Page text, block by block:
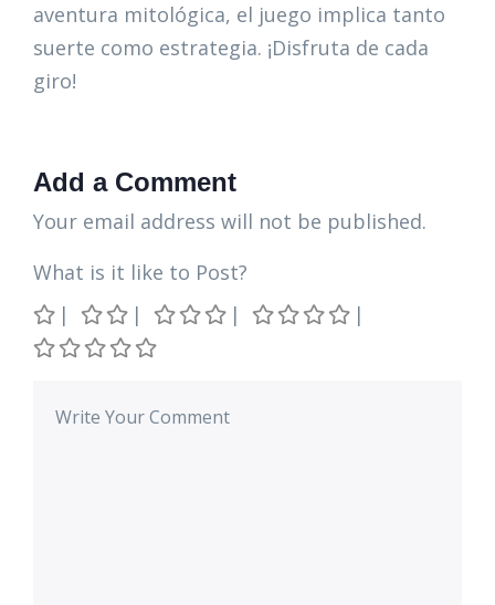
aventura mitológica, el juego implica tanto
suerte como estrategia. ¡Disfruta de cada
giro!
Add a Comment
Your email address will not be published.
What is it like to Post?